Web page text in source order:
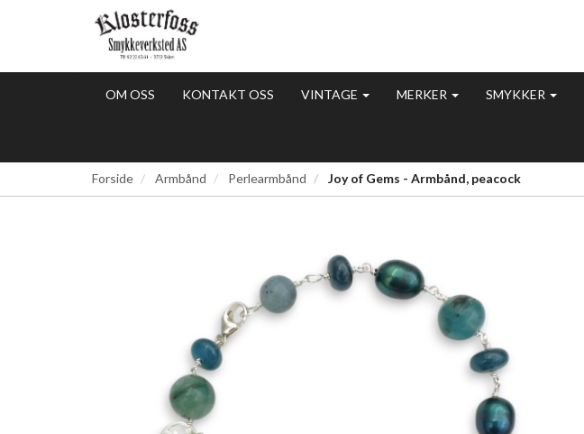
OM OSS KONTAKT OSS VINTAGE MERKER SMYKKER
Forside Armbånd Perlearmbånd Joy of Gems - Armbånd, peacock